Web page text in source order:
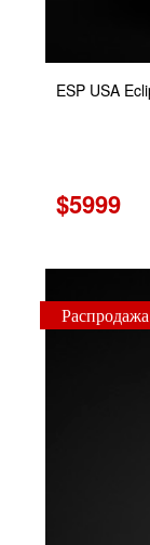
ESP USA
$5999
Распродажа